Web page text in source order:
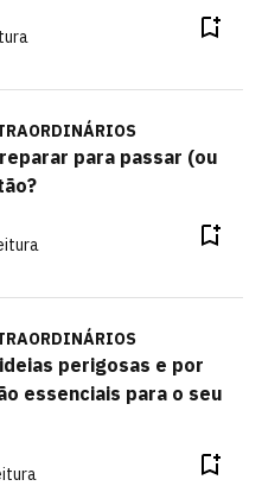
para passar (ou
perigosas e por
essenciais para o seu